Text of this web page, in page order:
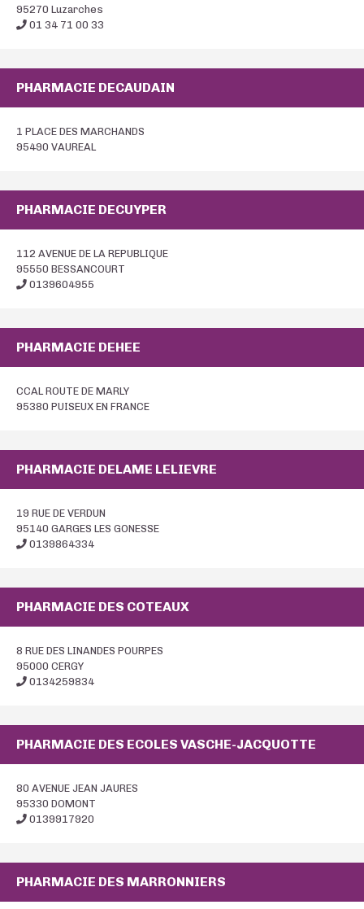
95270 Luzarches
01 34 71 00 33
PHARMACIE DECAUDAIN
1 PLACE DES MARCHANDS
95490 VAUREAL
PHARMACIE DECUYPER
112 AVENUE DE LA REPUBLIQUE
95550 BESSANCOURT
0139604955
PHARMACIE DEHEE
CCAL ROUTE DE MARLY
95380 PUISEUX EN FRANCE
PHARMACIE DELAME LELIEVRE
19 RUE DE VERDUN
95140 GARGES LES GONESSE
0139864334
PHARMACIE DES COTEAUX
8 RUE DES LINANDES POURPES
95000 CERGY
0134259834
PHARMACIE DES ECOLES VASCHE-JACQUOTTE
80 AVENUE JEAN JAURES
95330 DOMONT
0139917920
PHARMACIE DES MARRONNIERS